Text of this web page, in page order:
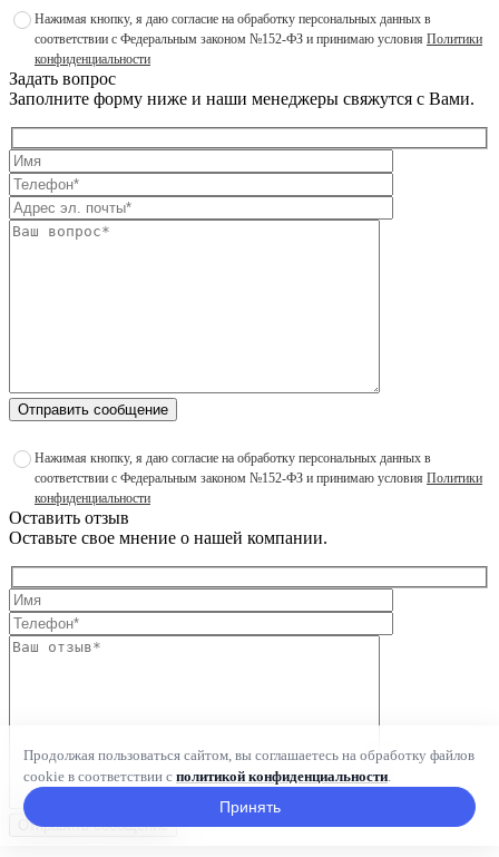
Нажимая кнопку, я даю согласие на обработку персональных данных в
соответствии с Федеральным законом №152-ФЗ и принимаю условия Политики
конфиденциальности
Задать вопрос
Заполните форму ниже и наши менеджеры свяжутся с Вами.
Отправить сообщение
Нажимая кнопку, я даю согласие на обработку персональных данных в
соответствии с Федеральным законом №152-ФЗ и принимаю условия Политики
конфиденциальности
Оставить отзыв
Оставьте свое мнение о нашей компании.
Отправить сообщение
Продолжая пользоваться сайтом, вы соглашаетесь на обработку файлов
cookie в соответствии с политикой конфиденциальности.
Принять